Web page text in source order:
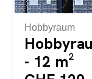
Hobbyraum
- 12 m²